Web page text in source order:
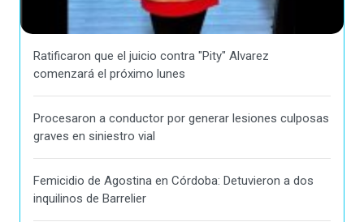
Ratificaron que el juicio contra "Pity" Alvarez
comenzará el próximo lunes
Procesaron a conductor por generar lesiones culposas
graves en siniestro vial
Femicidio de Agostina en Córdoba: Detuvieron a dos
inquilinos de Barrelier